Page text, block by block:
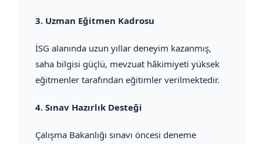
3. Uzman Eğitmen Kadrosu
İSG alanında uzun yıllar deneyim kazanmış,
saha bilgisi güçlü, mevzuat hâkimiyeti yüksek
eğitmenler tarafından eğitimler verilmektedir.
4. Sınav Hazırlık Desteği
Çalışma Bakanlığı sınavı öncesi deneme